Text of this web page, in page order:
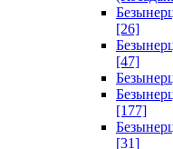
[26]
[47]
[177]
[31]